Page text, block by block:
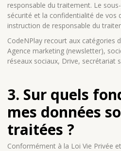
responsable du traitement. Le
sécurité et la confidentialité de
instruction de responsable du
CodeNPlay recourt aux catégories
Agence marketing (newsletter),
réseaux sociaux, Drive, secrétariat
3. Sur quels
mes données
traitées ?
Conformément à la Loi Vie Privée